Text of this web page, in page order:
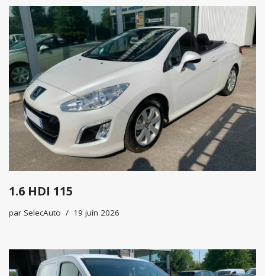
1.6 HDI 115
par SelecAuto 19 juin 2026